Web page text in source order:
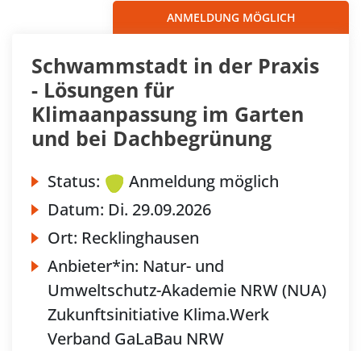
ANMELDUNG MÖGLICH
Schwammstadt in der Praxis
- Lösungen für
Klimaanpassung im Garten
und bei Dachbegrünung
Status:
Anmeldung möglich
Datum: Di. 29.09.2026
Ort: Recklinghausen
Anbieter*in: Natur- und
Umweltschutz-Akademie NRW (NUA)
Zukunftsinitiative Klima.Werk
Verband GaLaBau NRW